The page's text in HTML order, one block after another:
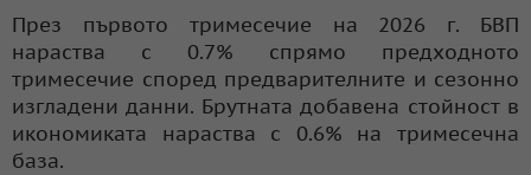
През първото тримесечие на 2026 г. БВП
нараства с 0.7% спрямо предходното
тримесечие според предварителните и сезонно
изгладени данни. Брутната добавена стойност в
икономиката нараства с 0.6% на тримесечна
база.